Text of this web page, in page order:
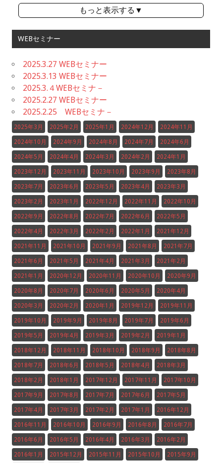
もっと表示する▼
WEBセミナー
2025.3.27 WEBセミナー
2025.3.13 WEBセミナー
2025.3.４WEBセミナ－
2025.2.27 WEBセミナー
2025.2.25 WEBセミナ－
2025年3月 2025年2月 2025年1月 2024年12月 2024年11月
2024年10月 2024年9月 2024年8月 2024年7月 2024年6月
2024年5月 2024年4月 2024年3月 2024年2月 2024年1月
2023年12月 2023年11月 2023年10月 2023年9月 2023年8月
2023年7月 2023年6月 2023年5月 2023年4月 2023年3月
2023年2月 2023年1月 2022年12月 2022年11月 2022年10月
2022年9月 2022年8月 2022年7月 2022年6月 2022年5月
2022年4月 2022年3月 2022年2月 2022年1月 2021年12月
2021年11月 2021年10月 2021年9月 2021年8月 2021年7月
2021年6月 2021年5月 2021年4月 2021年3月 2021年2月
2021年1月 2020年12月 2020年11月 2020年10月 2020年9月
2020年8月 2020年7月 2020年6月 2020年5月 2020年4月
2020年3月 2020年2月 2020年1月 2019年12月 2019年11月
2019年10月 2019年9月 2019年8月 2019年7月 2019年6月
2019年5月 2019年4月 2019年3月 2019年2月 2019年1月
2018年12月 2018年11月 2018年10月 2018年9月 2018年8月
2018年7月 2018年6月 2018年5月 2018年4月 2018年3月
2018年2月 2018年1月 2017年12月 2017年11月 2017年10月
2017年9月 2017年8月 2017年7月 2017年6月 2017年5月
2017年4月 2017年3月 2017年2月 2017年1月 2016年12月
2016年11月 2016年10月 2016年9月 2016年8月 2016年7月
2016年6月 2016年5月 2016年4月 2016年3月 2016年2月
2016年1月 2015年12月 2015年11月 2015年10月 2015年9月